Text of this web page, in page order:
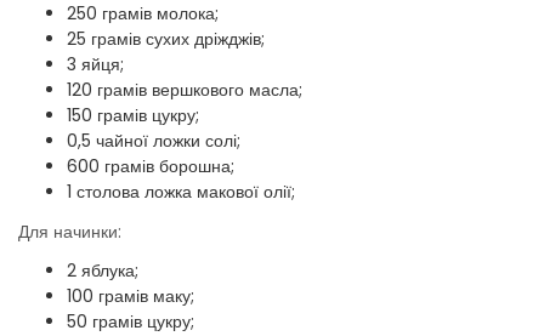
250 грамів молока;
25 грамів сухих дріжджів;
3 яйця;
120 грамів вершкового масла;
150 грамів цукру;
0,5 чайної ложки солі;
600 грамів борошна;
1 столова ложка макової олії;
Для начинки:
2 яблука;
100 грамів маку;
50 грамів цукру;